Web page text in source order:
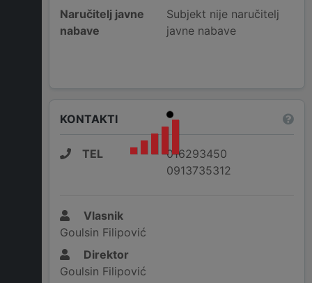
Naručitelj javne
nabave
Subjekt nije naručitelj
javne nabave
KONTAKTI
TEL
016293450
0913735312
Vlasnik
Goulsin Filipović
Direktor
Goulsin Filipović